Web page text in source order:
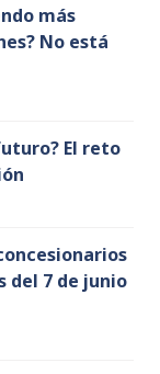
más
No está
El reto
del 7 de junio